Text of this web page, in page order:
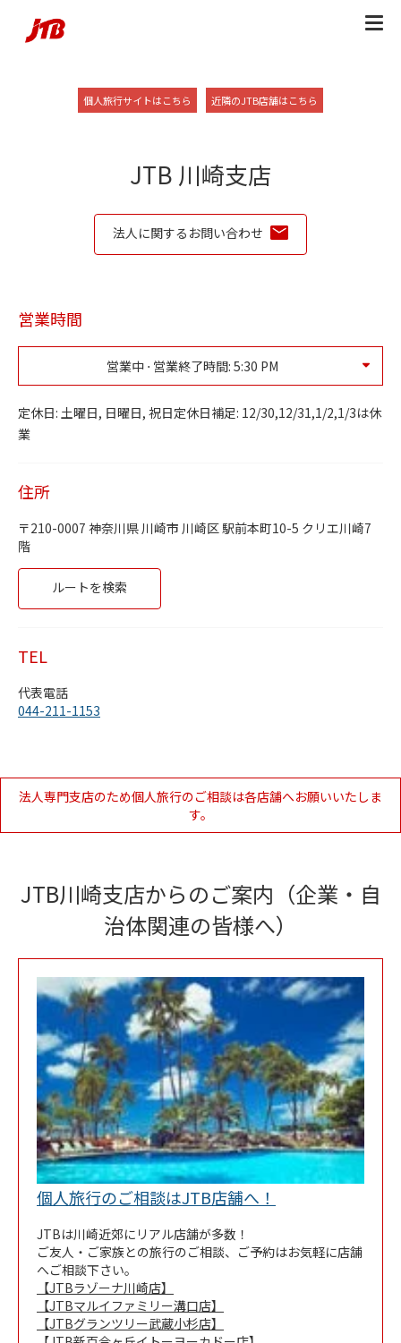
個人旅行サイトはこちら Link Opens in New Tab
近隣のJTB店舗はこちら
JTB 川崎支店
法人に関するお問い合わせ
営業時間
営業中 ⋅ 営業終了時間: 5:30 PM
火曜日
9:30 AM-5:30 PM
水曜日
土曜日
定休日: 土曜日, 日曜日, 祝日定休日補足: 12/30,12/31,1/2,1/3は休
業
住所
210-0007 神奈川県川崎市 川崎区駅前本町10-5 クリエ川崎7
階
ルートを検索
TEL
代表電話
044-211-1153
法人専門支店のため個人旅行のご相談は各店舗へお願いいたしま
す。
JTB川崎支店からのご案内（企業・自
治体関連の皆様へ）
個人旅行のご相談はJTB店舗へ！
JTBは川崎近郊にリアル店舗が多数！
ご友人・ご家族との旅行のご相談、ご予約はお気軽に店舗
へご相談下さい。
【JTBラゾーナ川崎店】
【JTBマルイファミリー溝口店】
【JTBグランツリー武蔵小杉店】